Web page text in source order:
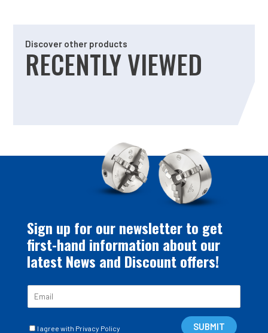
Discover other products
RECENTLY VIEWED
Sign up for our newsletter to get
first-hand information about our
latest News and Discount offers!
C I agree with Privacy Policy SUBMIT